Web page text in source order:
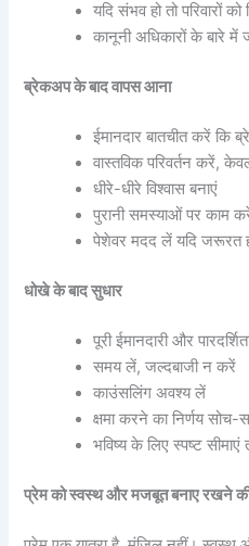
यदि संभव हो तो परिवारों को
कानूनी अधिकारों के बारे में
ब्रेकअप के बाद वापस आना
ईमानदार बातचीत करें कि
वास्तविक परिवर्तन करें,
धीरे-धीरे विश्वास बनाएं
पुरानी समस्याओं पर काम
पेशेवर मदद लें यदि जरूरत
धोखे के बाद सुधार
पूरी ईमानदारी और
समय लें, जल्दबाजी न करें
काउंसलिंग अवश्य लें
क्षमा करने का निर्णय
भविष्य के लिए स्पष्ट
प्रेम को स्वस्थ और मजबूत बनाए रखने की